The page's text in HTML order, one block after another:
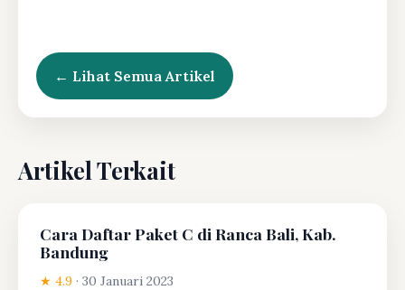
← Lihat Semua Artikel
Artikel Terkait
Cara Daftar Paket C di Ranca Bali, Kab.
Bandung
★ 4.9 · 30 Januari 2023